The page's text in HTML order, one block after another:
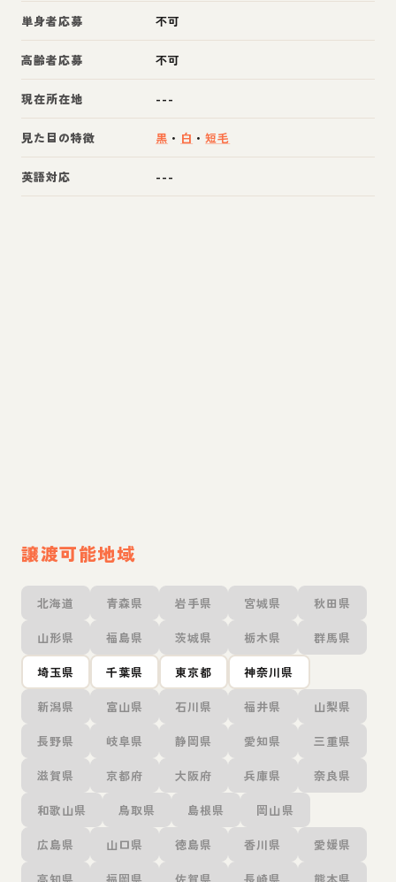
単身者応募 不可
高齢者応募 不可
現在所在地 ---
見た目の特徴 黒 ・ 白 ・短毛
英語対応 ---
譲渡可能地域
北海道 青森県 岩手県 宮城県 秋田県
山形県 福島県 茨城県 栃木県 群馬県
埼玉県 千葉県 東京都 神奈川県
新潟県 富山県 石川県 福井県 山梨県
長野県 岐阜県 静岡県 愛知県 三重県
滋賀県 京都府 大阪府 兵庫県 奈良県
和歌山県 鳥取県 島根県 岡山県
広島県 山口県 徳島県 香川県 愛媛県